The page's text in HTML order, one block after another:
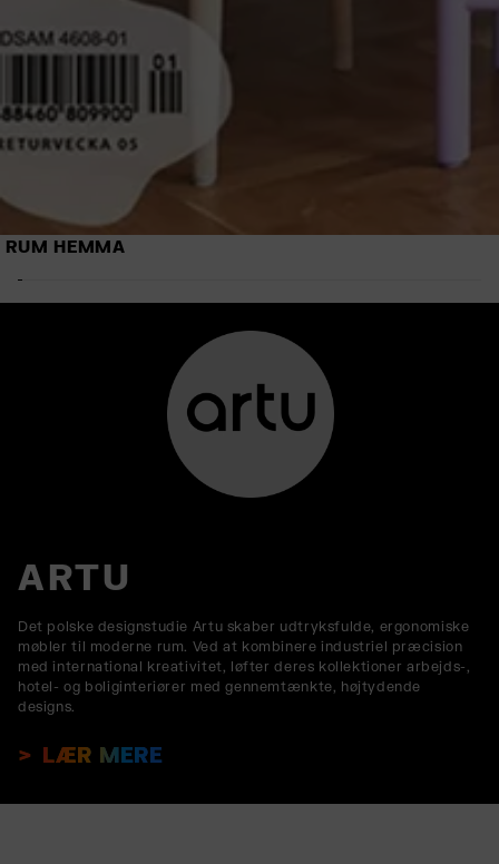
HEMMA
ARTU
Det polske designstudie Artu skaber udtryksfulde, ergonomiske
møbler til moderne rum. Ved at kombinere industriel præcision
med international kreativitet, løfter deres kollektioner arbejds-,
hotel- og boliginteriører med gennemtænkte, højtydende
designs.
LÆR MERE